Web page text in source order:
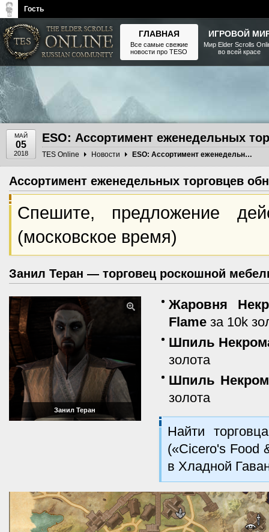
МАЙ
05
2018
ESO: Ассортимент еженедельных
TES Online Новости ESO: Ассортимент еженедельных торговцев
Ассортимент еженедельных торговцев
Спешите, предложение
(московское время)
Занил Теран — торговец роскошной
Занил Теран
Жаровня
Flame за 10k
Шпиль
золота
Шпиль
золота
Найти
(«Cicero's Food
в Хладной
The Elder Scrolls, Fallout,
Bethesda Softworks - статьи,
новости, дополнения
ГЛАВНАЯ
Все самые свежие
новости про TESO
ИГРОВОЙ
Мир Elder Scrolls
во всей красе
Гость